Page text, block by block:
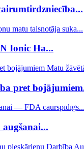
Ionic Ha...
pret